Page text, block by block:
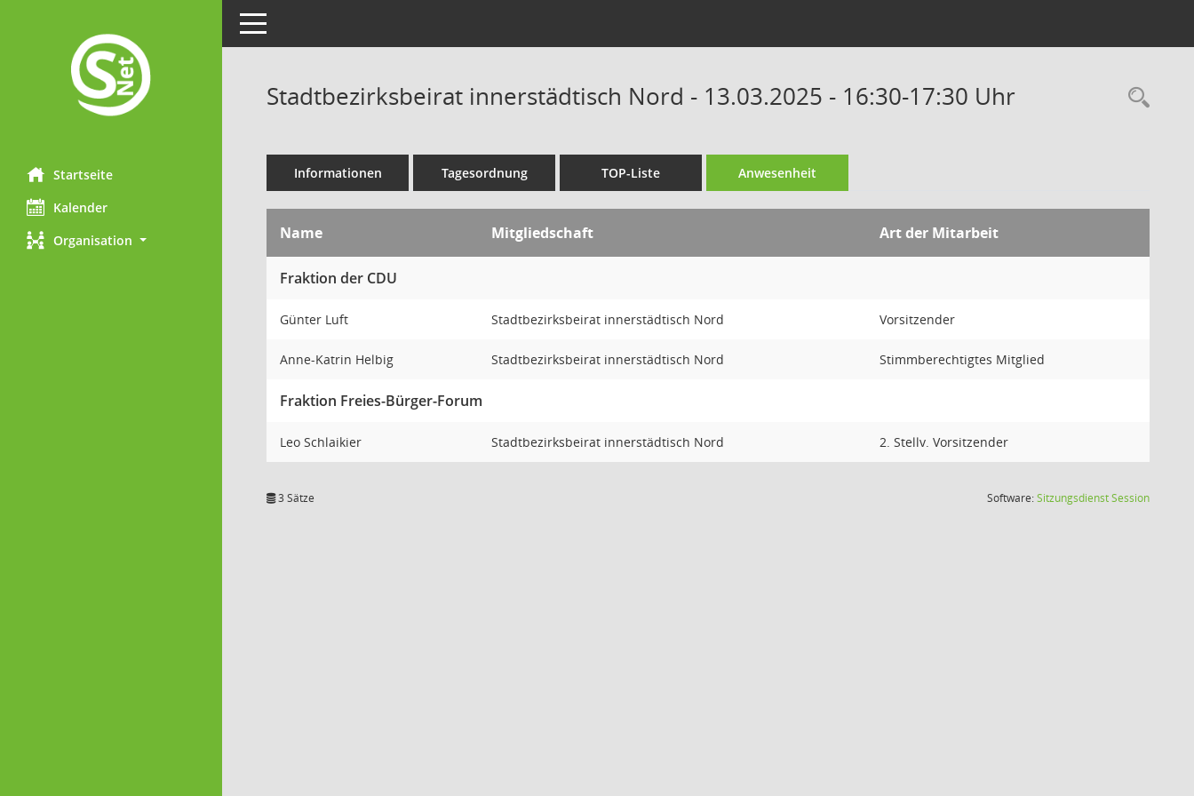
Startseite
Kalender
Organisation
Toggle navigation
Stadtbezirksbeirat innerstädtisch Nord - 13.03.2025 - 16:30-17:30 Uhr
Informationen Tagesordnung TOP-Liste Anwesenheit
Name Mitgliedschaft Art der Mitarbeit
Fraktion der CDU
Günter Luft Stadtbezirksbeirat innerstädtisch Nord Vorsitzender
Anne-Katrin Helbig Stadtbezirksbeirat innerstädtisch Nord Stimmberechtigtes Mitglied
Fraktion Freies-Bürger-Forum
Leo Schlaikier Stadtbezirksbeirat innerstädtisch Nord 2. Stellv. Vorsitzender
3 Sätze Software:SitzungsdienstSession(Wird in